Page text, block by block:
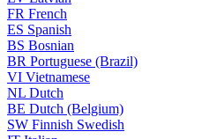
FR French
ES Spanish
BS Bosnian
BR Portuguese (Brazil)
VI Vietnamese
NL Dutch
BE Dutch (Belgium)
SW Finnish Swedish